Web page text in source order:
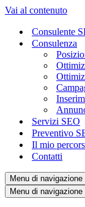
Vai al contenuto
Consulente
Consulenza
Servizi SEO
Preventivo
Il mio
Contatti
Menu di navigazione
Menu di navigazione